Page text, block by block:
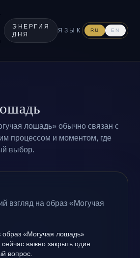
ЭНЕРГИЯ
ДНЯ
ЯЗЫК RU EN
лошадь» обычно связан с
процессом и моментом, где
выбор.
взгляд на образ «Могучая
образ «Могучая лошадь»
сейчас важно закрыть один
вопрос.